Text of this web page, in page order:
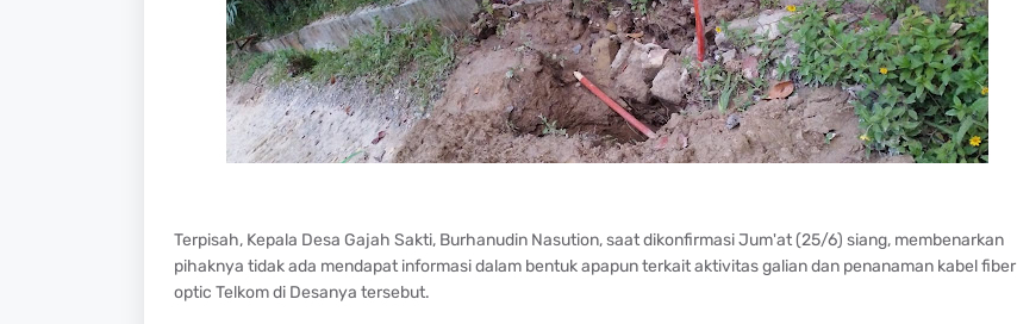
Terpisah, Kepala Desa Gajah Sakti, Burhanudin Nasution, saat dikonfirmasi Jum'at (25/6) siang, membenarkan
pihaknya tidak ada mendapat informasi dalam bentuk apapun terkait aktivitas galian dan penanaman kabel fiber
optic Telkom di Desanya tersebut.